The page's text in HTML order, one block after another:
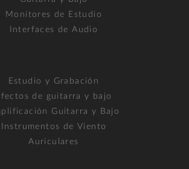
Monitores de Estudio
Interfaces de Audio
Estudio y Grabación
de guitarra y bajo
Guitarra y Bajo
Instrumentos de Viento
Auriculares